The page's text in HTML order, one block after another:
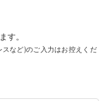
す。
など)のご入力はお控えくだ